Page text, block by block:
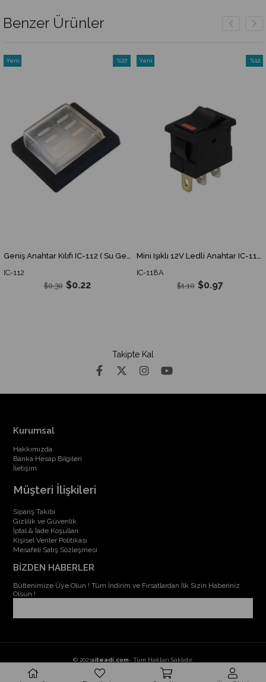
Benzer Ürünler
Geniş Anahtar Kılıfı IC-112 ( Su Geçirmez ) IC112 IC 112
IC-112
$0.22
$0.30
%27
Yeni
Mini Işıklı 12V Ledli Anahtar IC-118A IC118A IC 118A
IC-118A
$0.97
$1.10
%12
Yeni
Takipte Kal
Kurumsal
Hakkımızda
Banka Hesap Bilgileri
İletişim
Müşteri İlişkileri
Sipariş Takibi
Gizlilik ve Güvenlik
İptal & İade Koşulları
Kişisel Veriler Politikası
Mesafeli Satış Sözleşmesi
BİZDEN HABERLER
Bültenimize Üye Olun ! Tüm İndirim ve Fırsatlardan İlk Sizin Haberiniz
Olsun !
© 2023siteadi.com- Tüm Hakları Saklıdır.